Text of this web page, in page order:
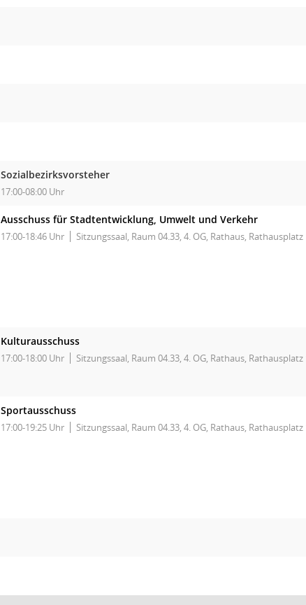
Sozialbezirksvorsteher
17:00-08:00 Uhr
Ausschuss für Stadtentwicklung, Umwelt und Verkehr
17:00-18:46 Uhr Sitzungssaal, Raum 04.33, 4. OG, Rathaus, Rathausplatz
Kulturausschuss
17:00-18:00 Uhr Sitzungssaal, Raum 04.33, 4. OG, Rathaus, Rathausplatz
Sportausschuss
17:00-19:25 Uhr Sitzungssaal, Raum 04.33, 4. OG, Rathaus, Rathausplatz